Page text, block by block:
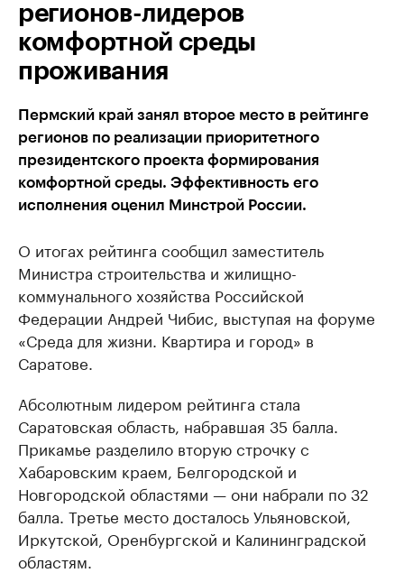
регионов-лидеров
комфортной среды
проживания
Пермский край занял второе место в рейтинге
регионов по реализации приоритетного
президентского проекта формирования
комфортной среды. Эффективность его
исполнения оценил Минстрой России.
О итогах рейтинга сообщил заместитель
Министра строительства и жилищно-
коммунального хозяйства Российской
Федерации Андрей Чибис, выступая на форуме
«Среда для жизни. Квартира и город» в
Саратове.
Абсолютным лидером рейтинга стала
Саратовская область, набравшая 35 балла.
Прикамье разделило вторую строчку с
Хабаровским краем, Белгородской и
Новгородской областями — они набрали по 32
балла. Третье место досталось Ульяновской,
Иркутской, Оренбургской и Калининградской
областям.